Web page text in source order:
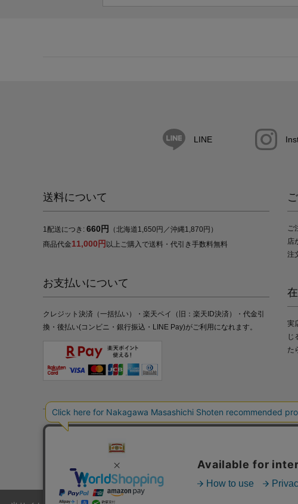
LINE
送料について
1配送につき: 660円
（北海道1,650円／沖縄1,870円）
商品代金11,000円 以上ご購入で送料・代引き手数料無料
お支払いについて
クレジット決済（一括払い）・楽天ペイ（旧：楽天ID決済）・代金引
換・後払い(コンビニ・銀行振込・LINE Pay)がご利用になれます。
ご
店
注
実
じ
た
プライバシーポリシー